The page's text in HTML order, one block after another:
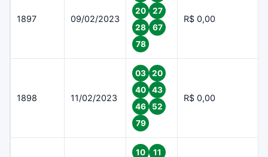
1897 09/02/2023
20
27
28
67
78
R$ 0,00
1898 11/02/2023
03
20
40
43
46
52
79
R$ 0,00
10 11